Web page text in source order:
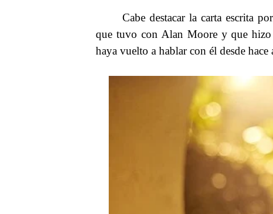
Cabe destacar la carta escrita
que tuvo con Alan Moore y que hizo
haya vuelto a hablar con él desde hace